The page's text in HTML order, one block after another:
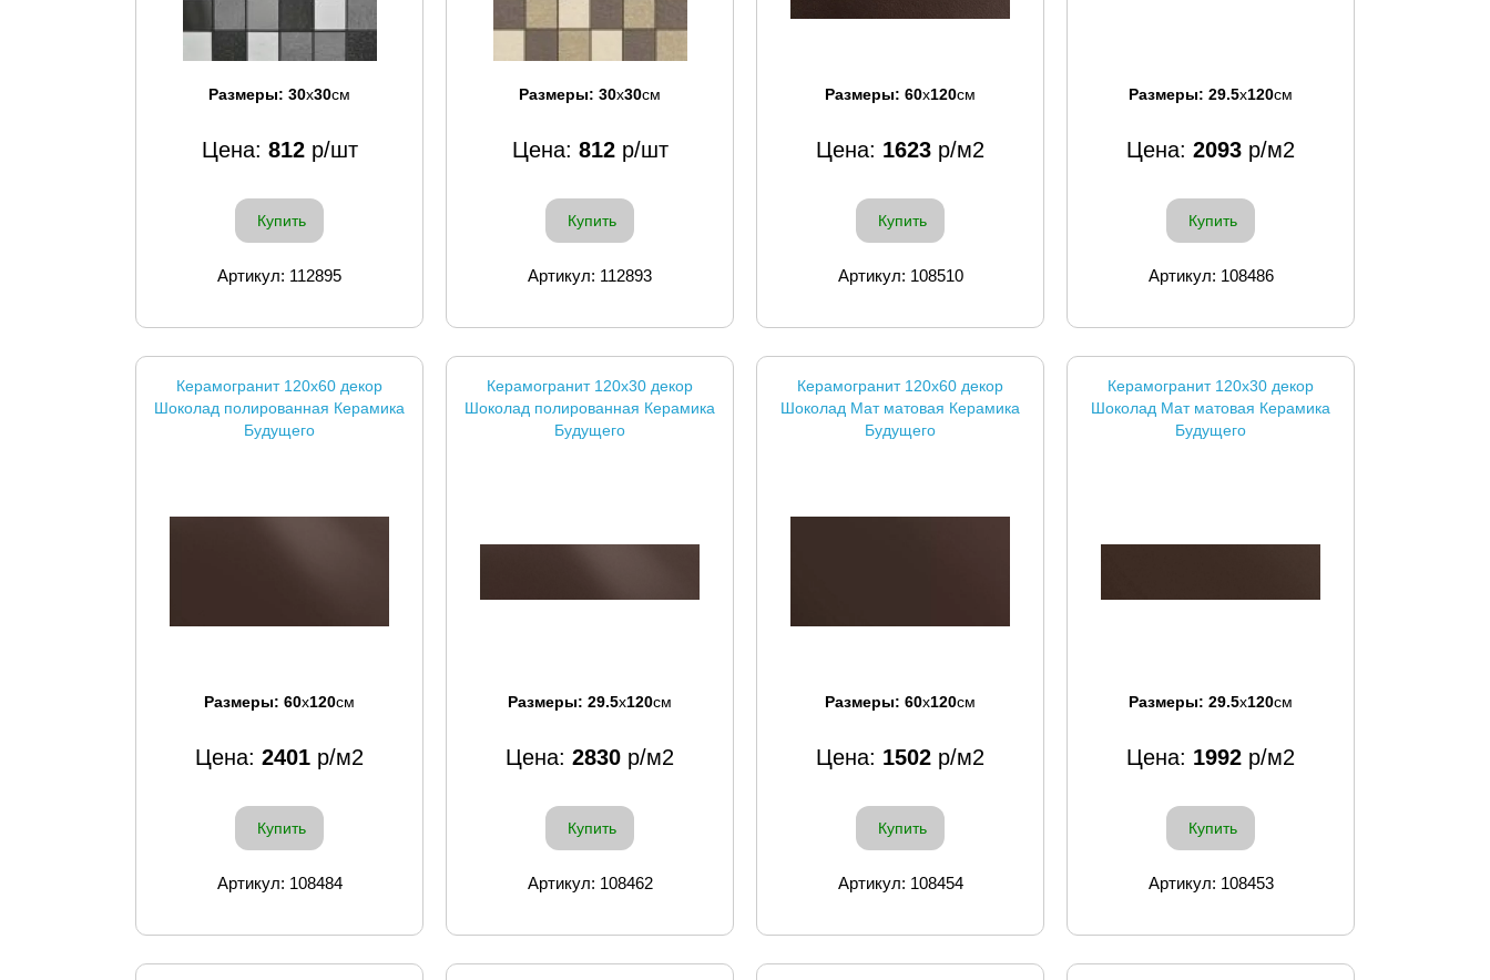
Размеры: 30x30см
Цена: 812р/шт
Купить
Артикул: 112895
Размеры: 30x30см
Цена: 812р/шт
Купить
Артикул: 112893
Размеры: 60x120см
Цена: 1623 р/м2
Купить
Артикул: 108510
Размеры: 29.5x120см
Цена: 2093 р/м2
Купить
Артикул: 108486
Керамогранит 120x60 декор
Шоколад полированная Керамика
Будущего
Размеры: 60x120см
Цена: 2401 р/м2
Купить
Артикул: 108484
Керамогранит 120x30 декор
Шоколад полированная Керамика
Будущего
Размеры: 29.5x120см
Цена: 2830 р/м2
Купить
Артикул: 108462
Керамогранит 120x60 декор
Шоколад Мат матовая Керамика
Будущего
Размеры: 60x120см
Цена: 1502 р/м2
Купить
Артикул: 108454
Керамогранит 120x30 декор
Шоколад Мат матовая Керамика
Будущего
Размеры: 29.5x120см
Цена: 1992 р/м2
Купить
Артикул: 108453